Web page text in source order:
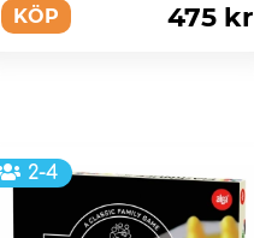
KÖP 475 kr
2-4